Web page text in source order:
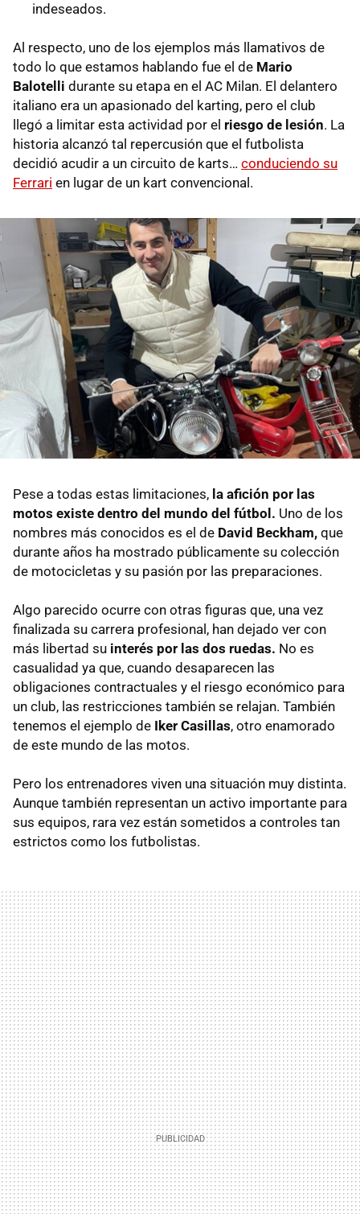
indeseados.
Al respecto, uno de los ejemplos más llamativos de
todo lo que estamos hablando fue el de Mario
Balotelli durante su etapa en el AC Milan. El delantero
italiano era un apasionado del karting, pero el club
llegó a limitar esta actividad por el riesgo de lesión. La
historia alcanzó tal repercusión que el futbolista
decidió acudir a un circuito de karts… conduciendo su
Ferrari en lugar de un kart convencional.
Pese a todas estas limitaciones, la afición por las
motos existe dentro del mundo del fútbol. Uno de los
nombres más conocidos es el de David Beckham, que
durante años ha mostrado públicamente su colección
de motocicletas y su pasión por las preparaciones.
Algo parecido ocurre con otras figuras que, una vez
finalizada su carrera profesional, han dejado ver con
más libertad su interés por las dos ruedas. No es
casualidad ya que, cuando desaparecen las
obligaciones contractuales y el riesgo económico para
un club, las restricciones también se relajan. También
tenemos el ejemplo de Iker Casillas, otro enamorado
de este mundo de las motos.
Pero los entrenadores viven una situación muy distinta.
Aunque también representan un activo importante para
sus equipos, rara vez están sometidos a controles tan
estrictos como los futbolistas.